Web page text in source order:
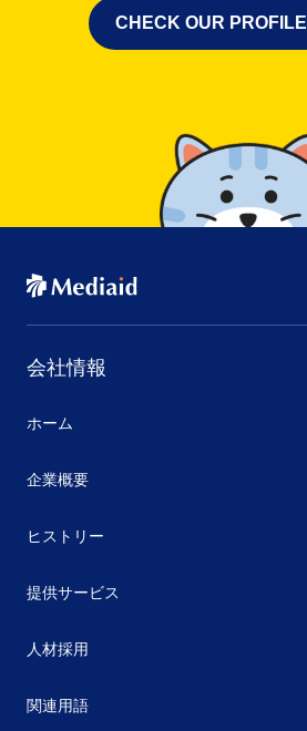
CHECK OUR PROFILE
会社情報
ホーム
企業概要
ヒストリー
提供サービス
人材採用
関連用語